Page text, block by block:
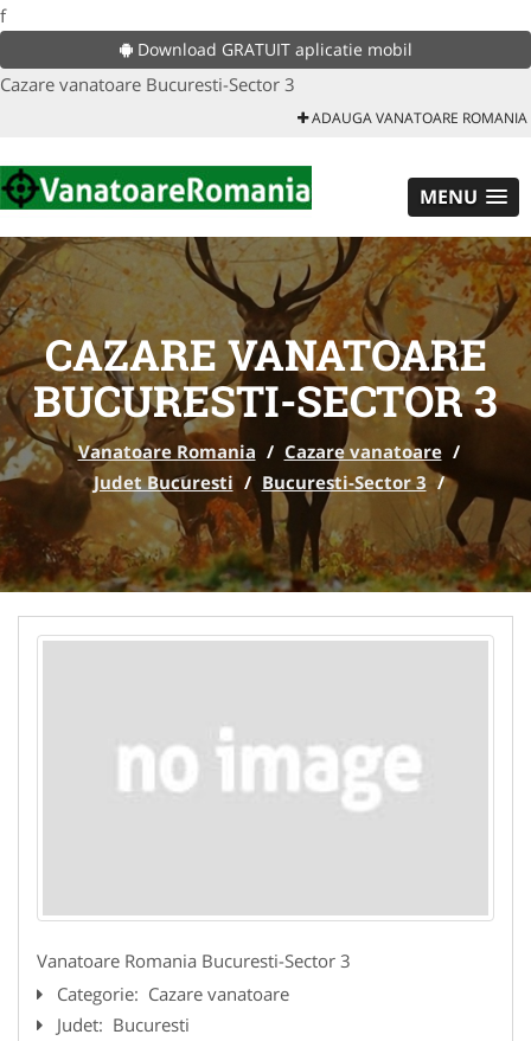
f
Download GRATUIT aplicatie mobil
Cazare vanatoare Bucuresti-Sector 3
ADAUGA VANATOARE ROMANIA
MENU
CAZARE VANATOARE
BUCURESTI-SECTOR 3
Vanatoare Romania / Cazare vanatoare /
Judet Bucuresti / Bucuresti-Sector 3 /
Vanatoare Romania Bucuresti-Sector 3
Categorie: Cazare vanatoare
Judet: Bucuresti